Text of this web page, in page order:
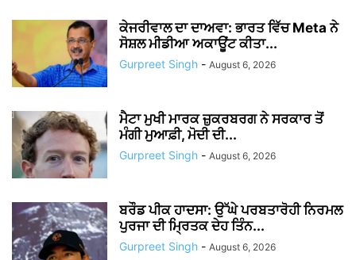
ਕੇਜਰੀਵਾਲ ਦਾ ਦਾਅਵਾ: ਭਾਰਤ ਵਿੱਚ Meta ਨੇ
ਸੋਸ਼ਲ ਮੀਡੀਆ ਅਕਾਊਂਟ ਕੀਤਾ...
Gurpreet Singh - August 6, 2026
ਮੈਟਾ ਮੁਖੀ ਮਾਰਕ ਜ਼ੁਕਰਬਰਗ ਨੇ ਸਰਕਾਰ ਤੋਂ
ਮੰਗੀ ਮੁਆਫ਼ੀ, ਮੋਦੀ ਦੀ...
Gurpreet Singh - August 6, 2026
ਬਰੌਡ ਪੀਕ ਹਾਦਸਾ: ਉੱਘੇ ਪਰਬਤਾਰੋਹੀ ਨਿਰਮਲ
ਪੁਰਜਾ ਦੀ ਮ੍ਰਿਤਕ ਦੇਹ ਤਿੰਨ...
Gurpreet Singh - August 6, 2026